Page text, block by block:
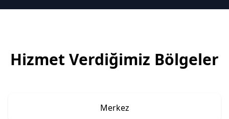
Hizmet Verdiğimiz Bölgeler
Merkez